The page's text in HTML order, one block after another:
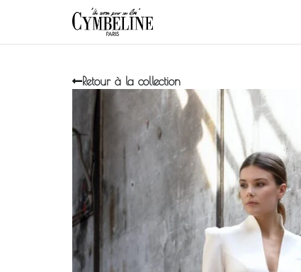
Retour à la collection